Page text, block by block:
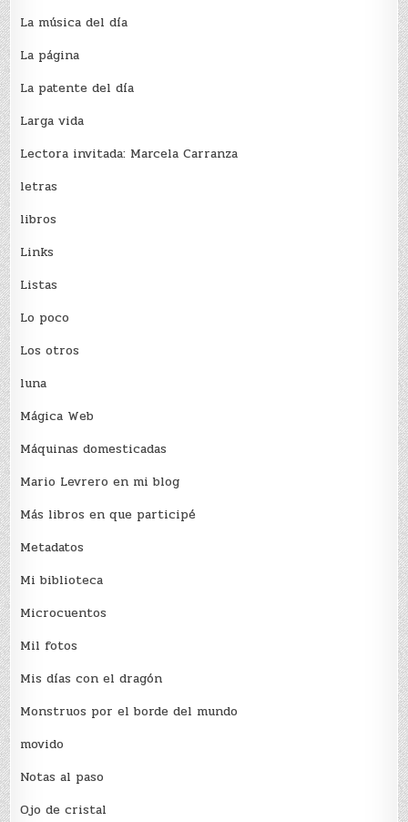
La música del día
La página
La patente del día
Larga vida
Lectora invitada: Marcela Carranza
letras
libros
Links
Listas
Lo poco
Los otros
luna
Mágica Web
Máquinas domesticadas
Mario Levrero en mi blog
Más libros en que participé
Metadatos
Mi biblioteca
Microcuentos
Mil fotos
Mis días con el dragón
Monstruos por el borde del mundo
movido
Notas al paso
Ojo de cristal